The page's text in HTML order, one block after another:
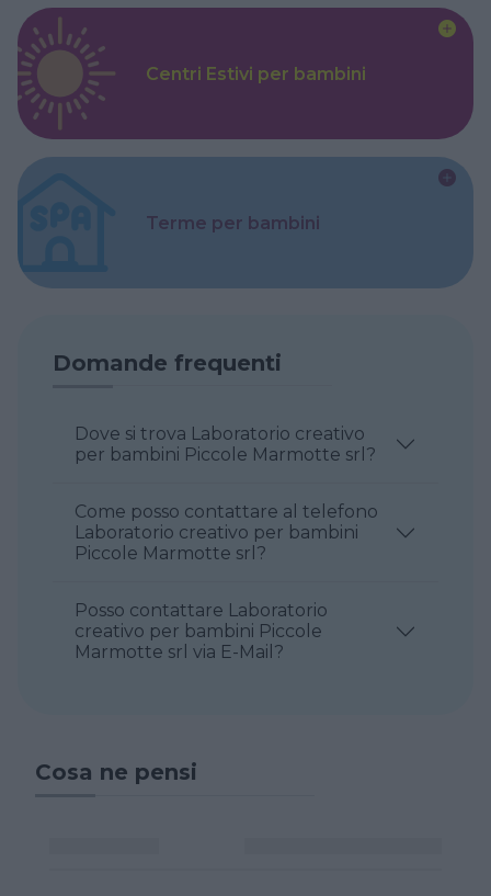
Centri Estivi per bambini
Terme per bambini
Domande frequenti
Dove si trova Laboratorio creativo
per bambini Piccole Marmotte srl?
Come posso contattare al telefono
Laboratorio creativo per bambini
Piccole Marmotte srl?
Posso contattare Laboratorio
creativo per bambini Piccole
Marmotte srl via E-Mail?
Cosa ne pensi